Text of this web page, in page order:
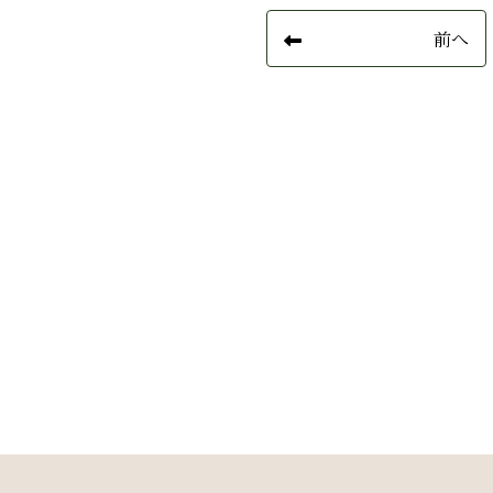
投稿ナビゲーション
前へ